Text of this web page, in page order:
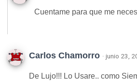
Cuentame para que me
Carlos Chamorro · junio 23,
De Lujo!!! Lo Usare.. como